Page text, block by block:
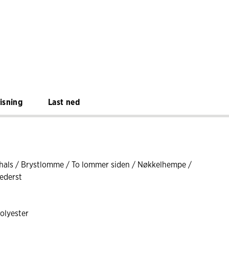
Last ned
/ Brystlomme / To lommer siden / Nøkkelhempe /